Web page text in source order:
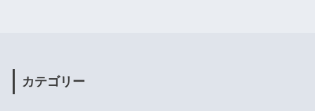
カテゴリー